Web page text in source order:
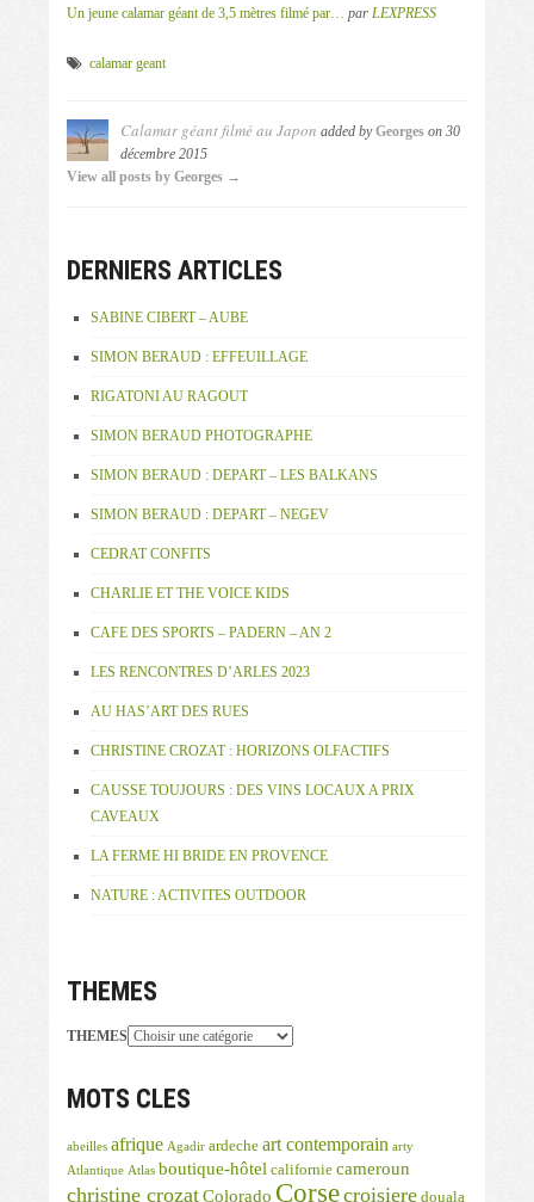
Un jeune calamar géant de 3,5 mètres filmé par… par LEXPRESS
calamar geant
Calamar géant filmé au Japon added byGeorges on 30
décembre 2015
View all posts by Georges →
DERNIERS ARTICLES
SABINE CIBERT – AUBE
SIMON BERAUD : EFFEUILLAGE
RIGATONI AU RAGOUT
SIMON BERAUD PHOTOGRAPHE
SIMON BERAUD : DEPART – LES BALKANS
SIMON BERAUD : DEPART – NEGEV
CEDRAT CONFITS
CHARLIE ET THE VOICE KIDS
CAFE DES SPORTS – PADERN – AN 2
LES RENCONTRES D’ARLES 2023
AU HAS’ART DES RUES
CHRISTINE CROZAT : HORIZONS OLFACTIFS
CAUSSE TOUJOURS : DES VINS LOCAUX A PRIX
CAVEAUX
LA FERME HI BRIDE EN PROVENCE
NATURE : ACTIVITES OUTDOOR
THEMES
THEMES
MOTS CLES
abeilles afrique Agadir ardeche art contemporain arty
Atlantique Atlas boutique-hôtel californie cameroun
christine crozatColorado Corsecroisiere douala